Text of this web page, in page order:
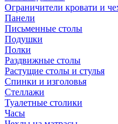
Ограничители кровати и
Панели
Письменные столы
Подушки
Полки
Раздвижные столы
Растущие столы и стулья
Спинки и изголовья
Стеллажи
Туалетные столики
Часы